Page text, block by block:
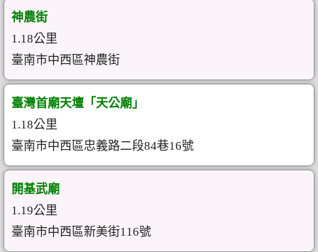
神農街
1.18公里
臺南市中西區神農街
臺灣首廟天壇「天公廟」
1.18公里
臺南市中西區忠義路二段84巷16號
開基武廟
1.19公里
臺南市中西區新美街116號